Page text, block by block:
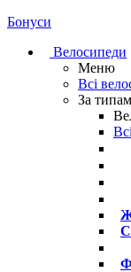
Бонуси
Велосипеди
Меню
Всі
За